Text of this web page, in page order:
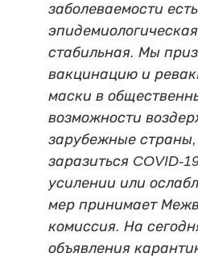
заболеваемости
стабильная. Мы
вакцинацию и
маски в
возможности
зарубежные
заразиться COVID-
усилении или
мер принимает
комиссия. На
объявления